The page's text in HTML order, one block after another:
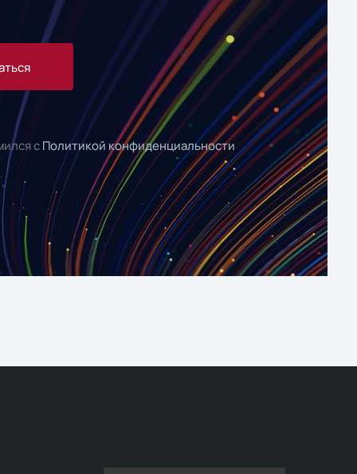
сПолитикой конфиденциальности